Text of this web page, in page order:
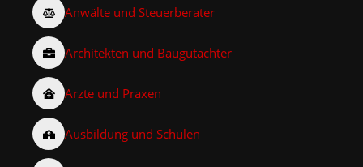
Anwälte und Steuerberater
Architekten und Baugutachter
Ärzte und Praxen
Ausbildung und Schulen